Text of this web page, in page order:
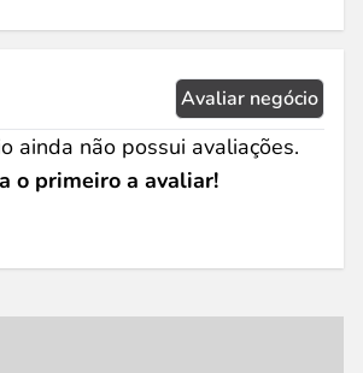
Avaliar negócio
ainda não possui avaliações.
o primeiro a avaliar!